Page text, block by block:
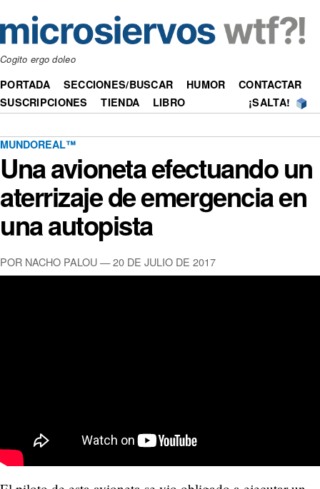
Cogito ergo doleo
PORTADA SECCIONES/BUSCAR HUMOR
CONTACTAR
SUSCRIPCIONES
TIENDA LIBRO ¡SALTA!
MUNDOREAL™
Una avioneta efectuando un
aterrizaje de emergencia en
una autopista
POR NACHO PALOU —20 DE JULIO DE 2017